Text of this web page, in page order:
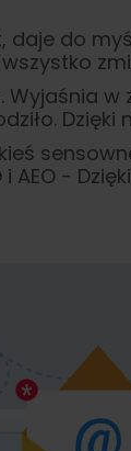
daje do
Wyjaśnia w
Dzięki
i AEO -